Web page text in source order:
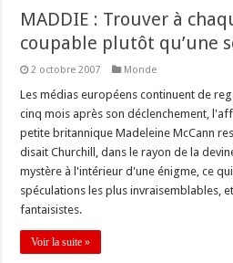
MADDIE : Trouver à
coupable plutôt qu’une
2 octobre 2007 Monde
Les médias européens continuent de
cinq mois après son déclenchement,
petite britannique Madeleine McCann
disait Churchill, dans le rayon de la
mystère à l'intérieur d'une énigme, ce
spéculations les plus invraisemblables,
fantaisistes.
Voir la suite »